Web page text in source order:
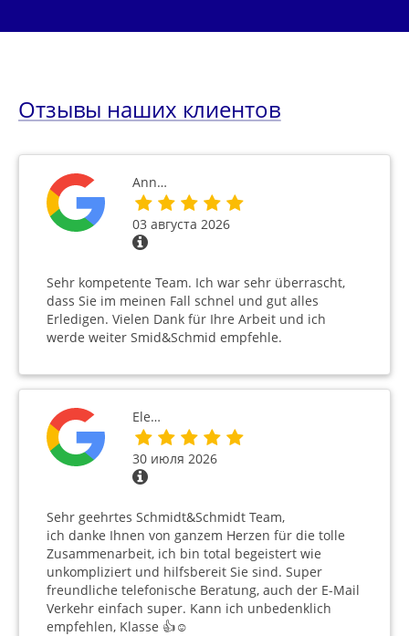
Отзывы наших клиентов
Ann…
03 августа 2026
Sehr kompetente Team. Ich war sehr überrascht,
dass Sie im meinen Fall schnel und gut alles
Erledigen. Vielen Dank für Ihre Arbeit und ich
werde weiter Smid&Schmid empfehle.
Ele…
30 июля 2026
Sehr geehrtes Schmidt&Schmidt Team,
ich danke Ihnen von ganzem Herzen für die tolle
Zusammenarbeit, ich bin total begeistert wie
unkompliziert und hilfsbereit Sie sind. Super
freundliche telefonische Beratung, auch der E-Mail
Verkehr einfach super. Kann ich unbedenklich
empfehlen, Klasse 👍☺️